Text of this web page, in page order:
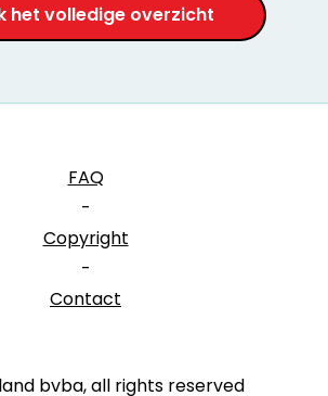
het volledige overzicht
FAQ
-
Copyright
-
Contact
bvba, all rights reserved